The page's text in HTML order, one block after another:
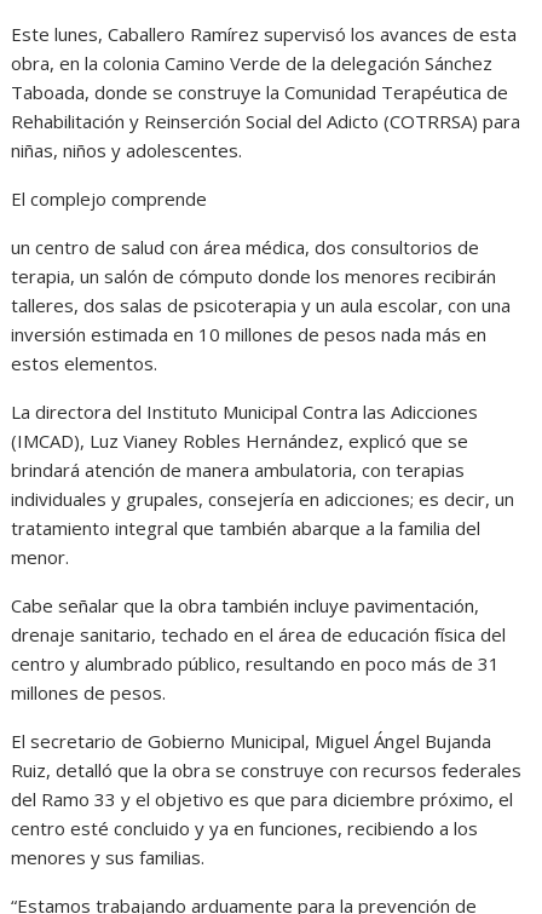
Este lunes, Caballero Ramírez supervisó los avances de esta
obra, en la colonia Camino Verde de la delegación Sánchez
Taboada, donde se construye la Comunidad Terapéutica de
Rehabilitación y Reinserción Social del Adicto (COTRRSA) para
niñas, niños y adolescentes.
El complejo comprende
un centro de salud con área médica, dos consultorios de
terapia, un salón de cómputo donde los menores recibirán
talleres, dos salas de psicoterapia y un aula escolar, con una
inversión estimada en 10 millones de pesos nada más en
estos elementos.
La directora del Instituto Municipal Contra las Adicciones
(IMCAD), Luz Vianey Robles Hernández, explicó que se
brindará atención de manera ambulatoria, con terapias
individuales y grupales, consejería en adicciones; es decir, un
tratamiento integral que también abarque a la familia del
menor.
Cabe señalar que la obra también incluye pavimentación,
drenaje sanitario, techado en el área de educación física del
centro y alumbrado público, resultando en poco más de 31
millones de pesos.
El secretario de Gobierno Municipal, Miguel Ángel Bujanda
Ruiz, detalló que la obra se construye con recursos federales
del Ramo 33 y el objetivo es que para diciembre próximo, el
centro esté concluido y ya en funciones, recibiendo a los
menores y sus familias.
“Estamos trabajando arduamente para la prevención de